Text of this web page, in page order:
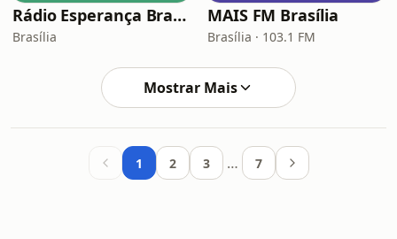
Rádio Esperança Brasília
Brasília
MAIS FM Brasília
Brasília · 103.1 FM
Mostrar Mais
1 2 3 … 7